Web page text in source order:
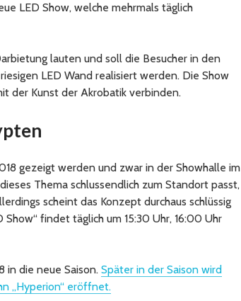
LED Show, welche mehrmals täglich
lauten und soll die Besucher in den
LED Wand realisiert werden. Die Show
der Kunst der Akrobatik verbinden.
gezeigt werden und zwar in der Showhalle im
Thema schlussendlich zum Standort passt,
scheint das Konzept durchaus schlüssig
findet täglich um 15:30 Uhr, 16:00 Uhr
in die neue Saison. Später in der Saison wird
„Hyperion“ eröffnet.